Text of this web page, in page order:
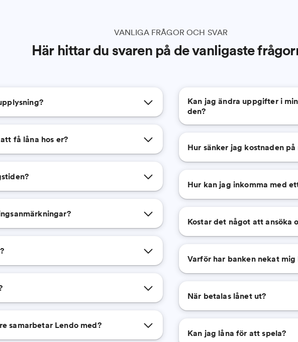
VANLIGA FRÅGOR OCH SVAR
Här hittar du svaren på de vanligaste
få låna hos er?
samarbetar Lendo med?
Kan jag ändra uppgifter i
den?
Hur sänker jag kostnaden på
Hur kan jag inkomma med
Kostar det något att ansöka
Varför har banken nekat
När betalas lånet ut?
Kan jag låna för att spela?